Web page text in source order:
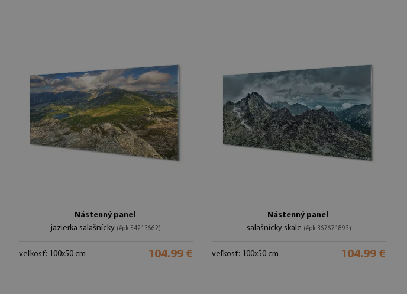
Nástenný panel
jazierka salašnícky (#pk-54213662)
veľkosť: 100x50 cm 104.99 €
Nástenný panel
salašnícky skale (#pk-367671893)
veľkosť: 100x50 cm 104.99 €